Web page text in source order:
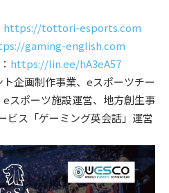
https://tottori-esports.com
gaming-english.com
https://lin.ee/hA3eA57
企画制作事業、eスポーツチー
スポーツ施設運営、地方創生事
ビス「ゲーミング英会話」運営